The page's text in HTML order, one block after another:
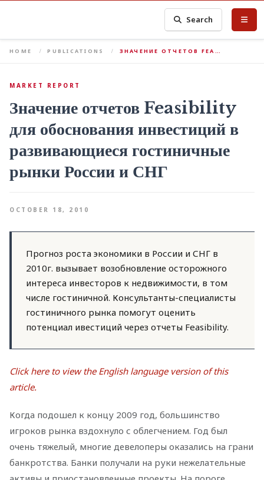
Search
HOME PUBLICATIONS ЗНАЧЕНИЕ ОТЧЕТОВ FEA…
MARKET REPORT
Значение отчетов Feasibility
для обоснования инвестиций в
развивающиеся гостиничные
рынки России и СНГ
OCTOBER 18, 2010
Прогноз роста экономики в России и СНГ в
2010г. вызывает возобновление осторожного
интереса инвесторов к недвижимости, в том
числе гостиничной. Консультанты-специалисты
гостиничного рынка помогут оценить
потенциал ивестиций через отчеты Feasibility.
Click here to view the English language version of this
article.
Когда подошел к концу 2009 год, большинство
игроков рынка вздохнуло с облегчением. Год был
очень тяжелый, многие девелоперы оказались на грани
банкротства. Банки получали на руки нежелательные